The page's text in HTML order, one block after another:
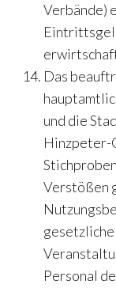
Verbände)
Das
und die
Hinzpeter-
Verstößen
gesetzliche
Personal